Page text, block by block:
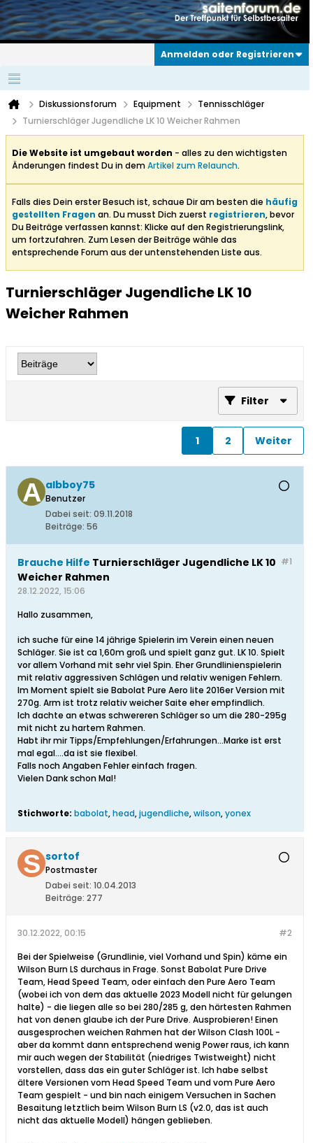
Anmelden oder Registrieren
Diskussionsforum Equipment
Tennisschläger
Turnierschläger Jugendliche LK 10 Weicher Rahmen
Die Website ist umgebaut worden - alles zu den wichtigsten
Änderungen findest Du in demArtikel zum Relaunch.
Falls dies Dein erster Besuch ist, schaue Dir am besten die häufig
gestellten Fragen an. Du musst Dich zuerst registrieren, bevor
Du Beiträge verfassen kannst: Klicke auf den Registrierungslink,
um fortzufahren. Zum Lesen der Beiträge wähle das
entsprechende Forum aus der untenstehenden Liste aus.
Turnierschläger Jugendliche LK 10
Weicher Rahmen
Filter
1 2 Weiter
albboy75
Benutzer
Dabei seit: 09.11.2018
Beiträge: 56
#1
Brauche Hilfe Turnierschläger Jugendliche LK 10
Weicher Rahmen
28.12.2022, 15:06
Hallo zusammen,
ich suche für eine 14 jährige Spielerin im Verein einen neuen
Schläger. Sie ist ca 1,60m groß und spielt ganz gut. LK 10. Spielt
vor allem Vorhand mit sehr viel Spin. Eher Grundlinienspielerin
mit relativ aggressiven Schlägen und relativ wenigen Fehlern.
Im Moment spielt sie Babolat Pure Aero lite 2016er Version mit
270g. Arm ist trotz relativ weicher Saite eher empfindlich.
Ich dachte an etwas schwereren Schläger so um die 280-295g
mit nicht zu hartem Rahmen.
Habt ihr mir Tipps/Empfehlungen/Erfahrungen...Marke ist erst
mal egal....da ist sie flexibel.
Falls noch Angaben Fehler einfach fragen.
Vielen Dank schon Mal!
Stichworte: babolat,head,jugendliche,wilson,yonex
sortof
Postmaster
Dabei seit: 10.04.2013
Beiträge: 277
#2
30.12.2022, 00:15
Bei der Spielweise (Grundlinie, viel Vorhand und Spin) käme ein
Wilson Burn LS durchaus in Frage. Sonst Babolat Pure Drive
Team, Head Speed Team, oder einfach den Pure Aero Team
(wobei ich von dem das aktuelle 2023 Modell nicht für gelungen
halte) - die liegen alle so bei 280/285 g, den härtesten Rahmen
hat von denen glaube ich der Pure Drive. Ausprobieren! Einen
ausgesprochen weichen Rahmen hat der Wilson Clash 100L -
aber da kommt dann entsprechend wenig Power raus, ich kann
mir auch wegen der Stabilität (niedriges Twistweight) nicht
vorstellen, dass das ein guter Schläger ist. Ich habe selbst
ältere Versionen vom Head Speed Team und vom Pure Aero
Team gespielt - und bin nach einigem Versuchen in Sachen
Besaitung letztlich beim Wilson Burn LS (v2.0, das ist auch
nicht das aktuelle Modell) hängen geblieben.